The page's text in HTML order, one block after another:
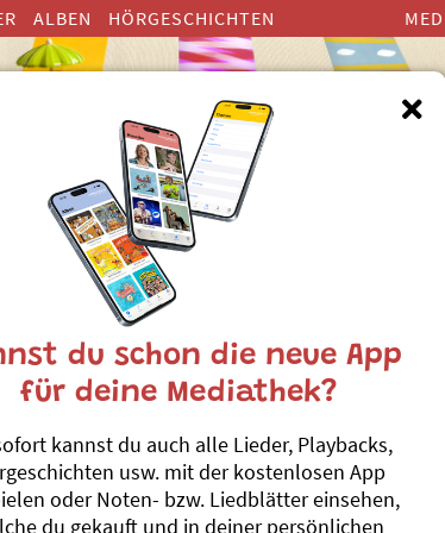
ALBEN
HÖRGESCHICHTEN
zum Thema
Gottes Liebi isch
Adonia
Min Gott isch
#Gott #Sonne
du schon die neue App
für deine Mediathek?
kannst du auch alle Lieder, Playbacks,
usw. mit der kostenlosen App
oder Noten- bzw. Liedblätter einsehen,
du gekauft und in deiner persönlichen